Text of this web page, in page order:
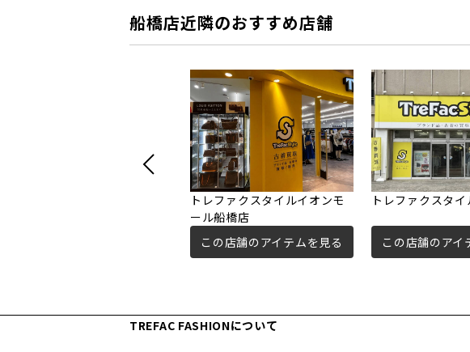
船橋店近隣のおすすめ店舗
トレファクスタイルイオンモ
ール船橋店
この店舗のアイテムを見る
トレファクスタ
この店舗のアイ
TREFAC FASHIONについて